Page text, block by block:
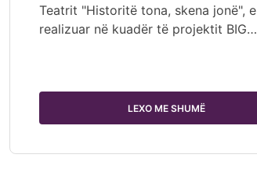
Teatrit "Historitë tona, skena jonë", e
realizuar në kuadër të projektit BIG…
LEXO ME SHUMË